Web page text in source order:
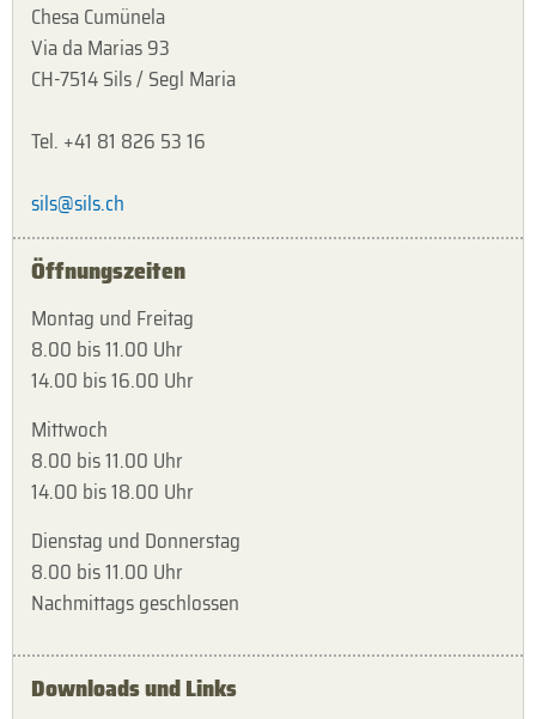
Chesa Cumünela
Via da Marias 93
CH-7514 Sils / Segl Maria
Tel. +41 81 826 53 16
sils@sils.ch
Öffnungszeiten
Montag und Freitag
8.00 bis 11.00 Uhr
14.00 bis 16.00 Uhr
Mittwoch
8.00 bis 11.00 Uhr
14.00 bis 18.00 Uhr
Dienstag und Donnerstag
8.00 bis 11.00 Uhr
Nachmittags geschlossen
Downloads und Links